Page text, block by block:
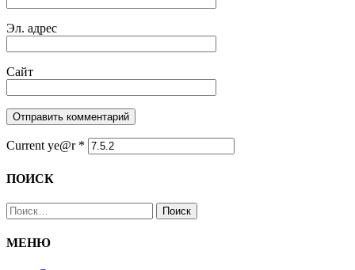
Эл. адрес
Сайт
Current ye@r *
ПОИСК
Найти:
МЕНЮ